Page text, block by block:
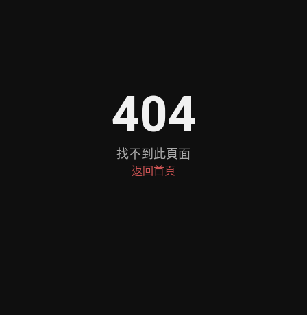
404
找不到此頁面
返回首頁